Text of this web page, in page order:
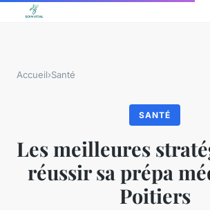
Accueil›Santé
SANTÉ
Les meilleures
réussir sa prépa
Poitiers